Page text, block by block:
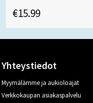
€15.99
Yhteystiedot
Myymälämme ja aukioloajat
Verkkokaupan asiakaspalvelu